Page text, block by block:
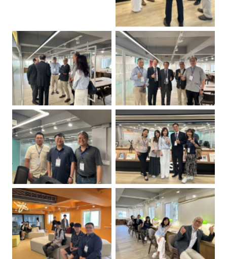
No Caption No Caption
No Caption No Caption
No Caption No Caption